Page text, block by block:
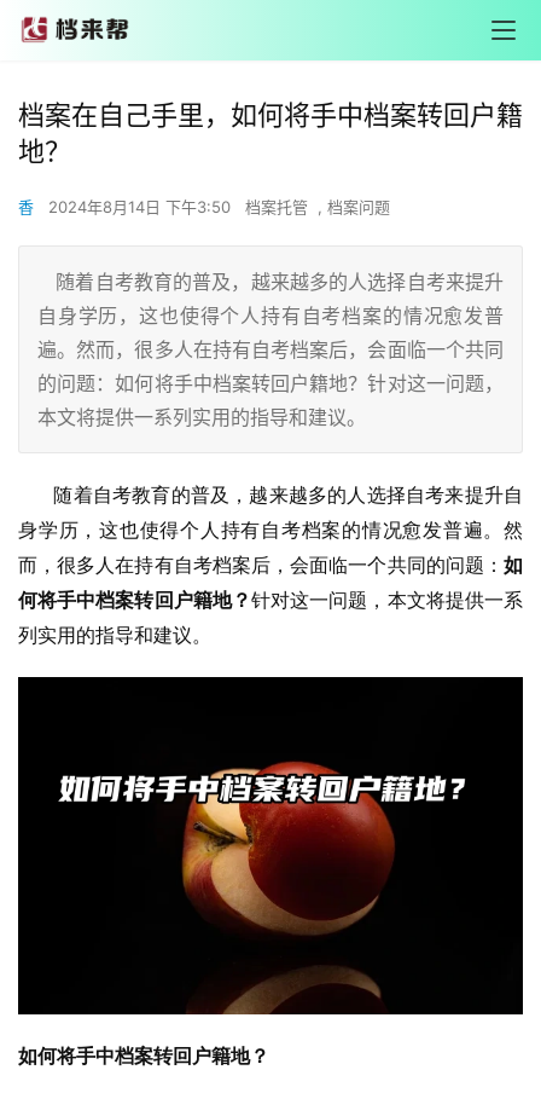
档案在自己手里，如何将手中档案转回户籍
地？
香 2024年8月14日 下午3:50 档案托管 , 档案问题
随着自考教育的普及，越来越多的人选择自考来提升
自身学历，这也使得个人持有自考档案的情况愈发普
遍。然而，很多人在持有自考档案后，会面临一个共同
的问题：如何将手中档案转回户籍地？针对这一问题，
本文将提供一系列实用的指导和建议。
随着自考教育的普及，越来越多的人选择自考来提升自
身学历，这也使得个人持有自考档案的情况愈发普遍。然
而，很多人在持有自考档案后，会面临一个共同的问题： 如
何将手中档案转回户籍地？针对这一问题，本文将提供一系
列实用的指导和建议。
如何将手中档案转回户籍地？